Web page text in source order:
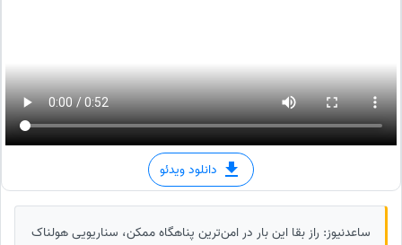
دانلود ویدئو
ساعدنیوز: راز بقا این بار در امن‌ترین پناهگاه ممکن، سناریویی هولناک